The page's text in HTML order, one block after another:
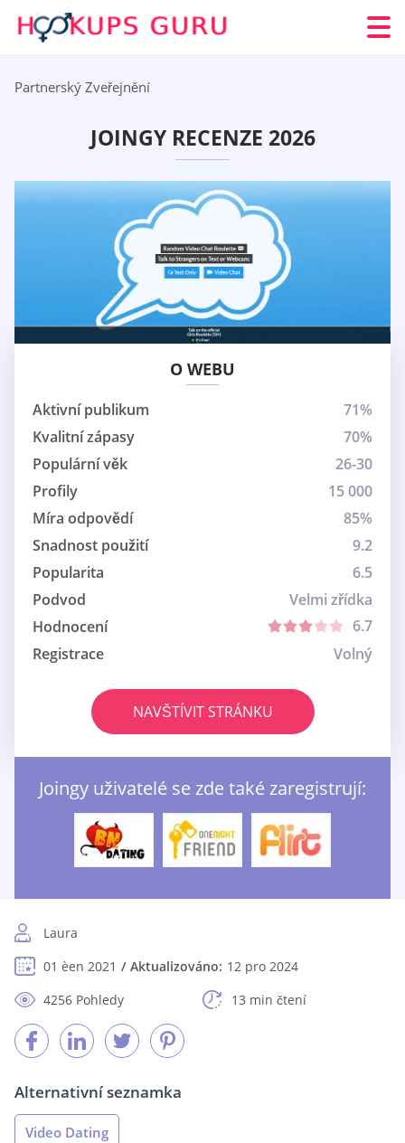
Partnerský Zveřejnění
JOINGY RECENZE 2026
O WEBU
Aktivní publikum
71%
Kvalitní zápasy
70%
Populární věk
26-30
Profily
15 000
Míra odpovědí
85%
Snadnost použití
9.2
Popularita
6.5
Podvod
Velmi zřídka
Hodnocení
6.7
Registrace
Volný
NAVŠTÍVIT STRÁNKU
Joingy uživatelé se zde také zaregistrují:
Laura
01 èen 2021
Aktualizováno: 12 pro 2024
4256 Pohledy
13 min čtení
Alternativní seznamka
Video Dating